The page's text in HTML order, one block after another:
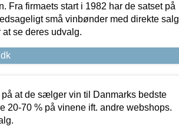
Fra firmaets start i 1982 har de satset på
små vinbønder med direkte salg
se deres udvalg.
at de sælger vin til Danmarks bedste
20-70 % på vinene ift. andre webshops.